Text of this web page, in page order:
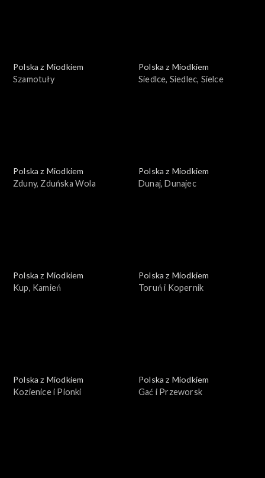
Polska z Miodkiem
Szamotuły
Polska z Miodkiem
Siedlce, Siedlec, Sielce
Polska z Miodkiem
Zduny, Zduńska Wola
Polska z Miodkiem
Dunaj, Dunajec
Polska z Miodkiem
Kup, Kamień
Polska z Miodkiem
Toruń i Kopernik
Polska z Miodkiem
Kozienice i Pionki
Polska z Miodkiem
Gać i Przeworsk